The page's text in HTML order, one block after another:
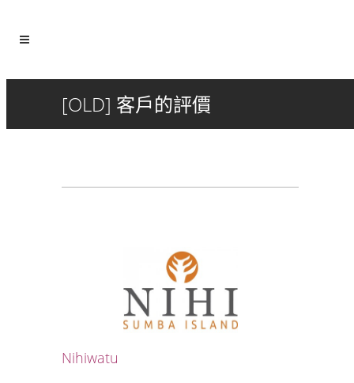
[OLD] 客戶的評價
Nihiwatu